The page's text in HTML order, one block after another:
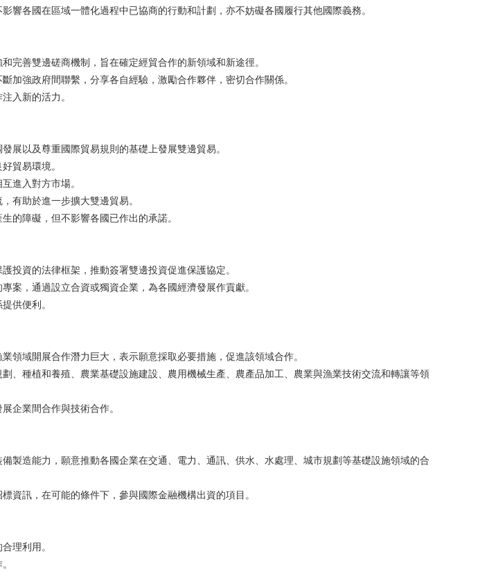
各國在區域一體化過程中已協商的行動和計劃，亦不妨礙各國履行其他國際義務。
善雙邊磋商機制，旨在確定經貿合作的新領域和新途徑。
強政府間聯繫，分享各自經驗，激勵合作夥伴，密切合作關係。
入新的活力。
展以及尊重國際貿易規則的基礎上發展雙邊貿易。
貿易環境。
進入對方市場。
有助於進一步擴大雙邊貿易。
的障礙，但不影響各國已作出的承諾。
投資的法律框架，推動簽署雙邊投資促進保護協定。
，通過設立合資或獨資企業，為各國經濟發展作貢獻。
供便利。
域開展合作潛力巨大，表示願意採取必要措施，促進該領域合作。
、種植和養殖、農業基礎設施建設、農用機械生產、農產品加工、農業與漁業技術交流和轉讓等領
企業間合作與技術合作。
製造能力，願意推動各國企業在交通、電力、通訊、供水、水處理、城市規劃等基礎設施領域的合
訊，在可能的條件下，參與國際金融機構出資的項目。
理利用。